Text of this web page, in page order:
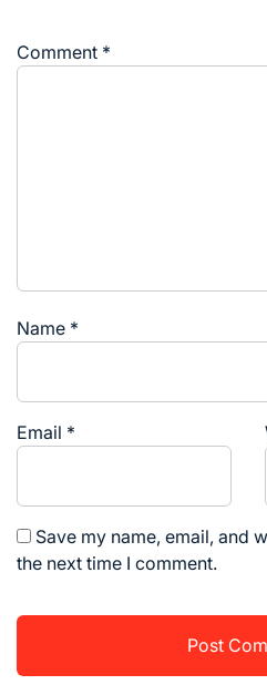
Comment *
Name *
Email *
Save my name, email, and
the next time I comment.